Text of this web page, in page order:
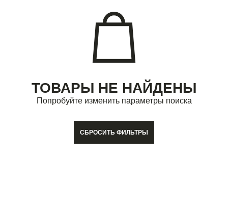
ТОВАРЫ НЕ НАЙДЕНЫ
Попробуйте изменить параметры поиска
СБРОСИТЬ ФИЛЬТРЫ